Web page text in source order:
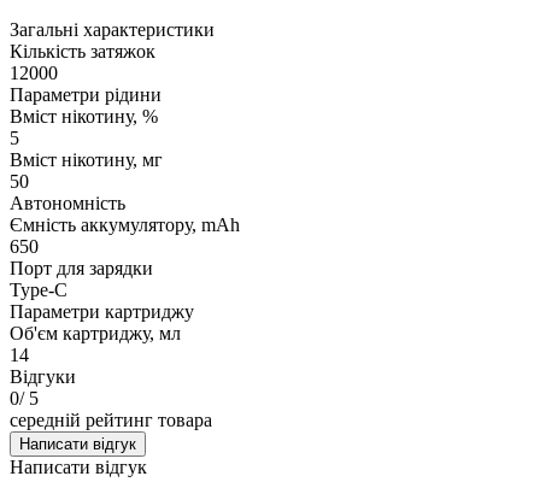
Загальні характеристики
Кількість затяжок
12000
Параметри рідини
Вміст нікотину, %
5
Вміст нікотину, мг
50
Автономність
Ємність аккумулятору, mAh
650
Порт для зарядки
Type-C
Параметри картриджу
Об'єм картриджу, мл
14
Відгуки
0/ 5
середній рейтинг товара
Написати відгук
Написати відгук